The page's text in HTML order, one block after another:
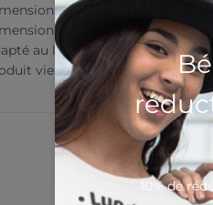
de la tasse de 11 oz :
de la tasse 15 oz : 12
au lave-vaisselle et au
vierge en provenance de
10% de